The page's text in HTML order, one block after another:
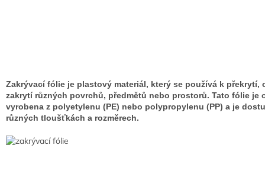
Zakrývací fólie je plastový materiál, který se používá k překrytí,
zakrytí různých povrchů, předmětů nebo prostorů. Tato fólie je
vyrobena z polyetylenu (PE) nebo polypropylenu (PP) a je
různých tloušťkách a rozměrech.